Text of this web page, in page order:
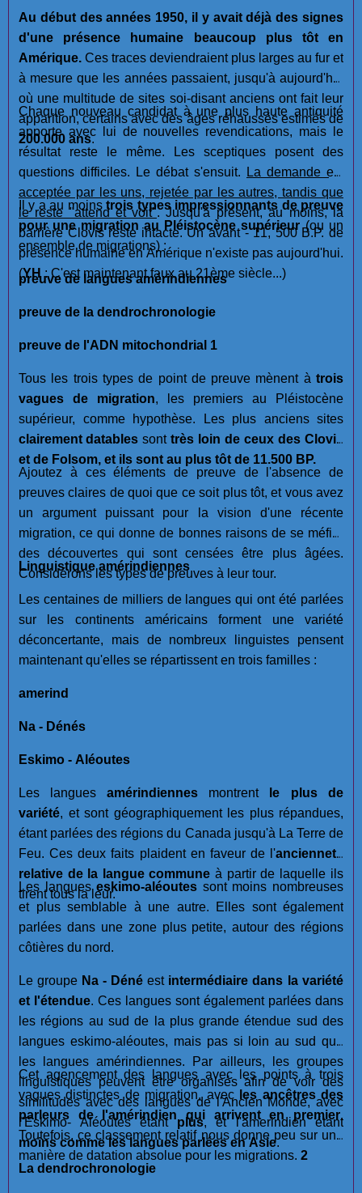
Au début des années 1950, il y avait déjà des signes
d'une présence humaine beaucoup plus tôt en
Amérique. Ces traces deviendraient plus larges au fur et
à mesure que les années passaient, jusqu'à aujourd'hui
où une multitude de sites soi-disant anciens ont fait leur
apparition, certains avec des âges réhaussés estimés de
200.000 ans.
Chaque nouveau candidat à une plus haute antiquité
apporte avec lui de nouvelles revendications, mais le
résultat reste le même. Les sceptiques posent des
questions difficiles. Le débat s'ensuit.
La demande est
acceptée par les uns, rejetée par les autres, tandis que
le reste "attend et voit". Jusqu'à présent, au moins, la
barrière Clovis reste intacte. Un avant - 11, 500 B.P. de
présence humaine en Amérique n'existe pas aujourd'hui.
(YH: C'est maintenant faux au 21ème siècle...)
Il y a au moins trois types impressionnants de preuve
pour une migration au Pléistocène supérieur(ou un
ensemble de migrations) :
preuve de langues amérindiennes
preuve de la dendrochronologie
preuve de l'ADN mitochondrial 1
Tous les trois types de point de preuve mènent à trois
vagues de migration, les premiers au Pléistocène
supérieur, comme hypothèse. Les plus anciens sites
clairement datables sont très loin de ceux des Clovis
et de Folsom, et ils sont au plus tôt de 11.500 BP.
Ajoutez à ces éléments de preuve de l'absence de
preuves claires de quoi que ce soit plus tôt, et vous avez
un argument puissant pour la vision d'une récente
migration, ce qui donne de bonnes raisons de se méfier
des découvertes qui sont censées être plus âgées.
Considérons les types de preuves à leur tour.
Linguistique amérindiennes
Les centaines de milliers de langues qui ont été parlées
sur les continents américains forment une variété
déconcertante, mais de nombreux linguistes pensent
maintenant qu'elles se répartissent en trois familles :
amerind
Na - Dénés
Eskimo - Aléoutes
Les langues amérindiennes montrent
le plus de
variété, et sont géographiquement les plus répandues,
étant parlées des régions du Canada jusqu'à La Terre de
Feu. Ces deux faits plaident en faveur de l'ancienneté
relative de la langue commune à partir de laquelle ils
tirent tous la leur.
Les langueseskimo-aléoutes sont moins nombreuses
et plus semblable à une autre. Elles sont également
parlées dans une zone plus petite, autour des régions
côtières du nord.
Le groupe Na - Déné est intermédiaire dans la variété
et l'étendue. Ces langues sont également parlées dans
les régions au sud de la plus grande étendue sud des
langues eskimo-aléoutes, mais pas si loin au sud que
les langues amérindiennes. Par ailleurs, les groupes
linguistiques peuvent être organisés afin de voir des
similitudes avec des langues de l'Ancien Monde, avec
l'Eskimo- Aléoutes êtantplus, et l'amerindien étant
moins comme les langues parlées en Asie.
Cet agencement des langues avec les points à trois
vagues distinctes de migration, avec les ancêtres des
parleurs de l'amérindien qui arrivent en premier.
Toutefois, ce classement relatif nous donne peu sur une
manière de datation absolue pour les migrations. 2
La dendrochronologie